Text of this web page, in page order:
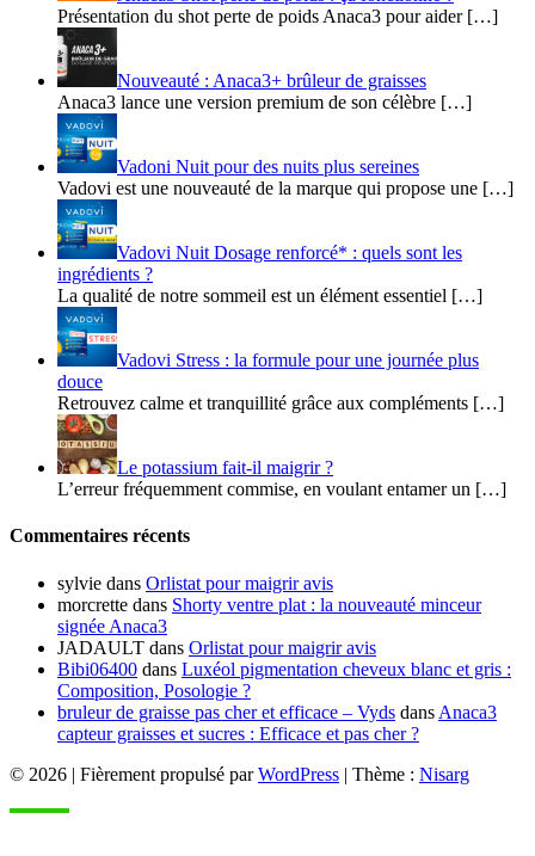
Présentation du shot perte de poids Anaca3 pour aider […]
Nouveauté : Anaca3+ brûleur de graisses
Anaca3 lance une version premium de son célèbre […]
Vadoni Nuit pour des nuits plus sereines
Vadovi est une nouveauté de la marque qui propose une […]
Vadovi Nuit Dosage renforcé* : quels sont les
ingrédients ?
La qualité de notre sommeil est un élément essentiel […]
Vadovi Stress : la formule pour une journée plus
douce
Retrouvez calme et tranquillité grâce aux compléments […]
Le potassium fait-il maigrir ?
L’erreur fréquemment commise, en voulant entamer un […]
Commentaires récents
sylvie dans Orlistat pour maigrir avis
morcrette dans Shorty ventre plat : la nouveauté minceur
signée Anaca3
JADAULT dans Orlistat pour maigrir avis
Bibi06400 dans Luxéol pigmentation cheveux blanc et gris :
Composition, Posologie ?
bruleur de graisse pas cher et efficace – Vyds dans Anaca3
capteur graisses et sucres : Efficace et pas cher ?
© 2026 | Fièrement propulsé parWordPress | Thème : Nisarg